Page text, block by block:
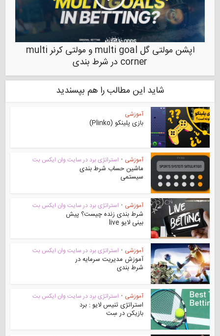
اپشن مولتی گل multi goal و مولتی کرنر multi
corner در شرط بندی
شاید این مطالب را هم بپسندید
آموزشی
بازی پلینکو (Plinko)
آموزشی • استراتژی برد در سایت وان ایکس بت
ماشین حساب شرط بندی
سیستمی
آموزشی • استراتژی برد در سایت وان ایکس بت
شرط بندی زنده چیست؟ پیش
بینی لایو live
آموزشی • استراتژی برد در سایت وان ایکس بت
آموزش مدیریت سرمایه در
شرط بندی
آموزشی • استراتژی برد در سایت وان ایکس بت
استراتژی تنیس لایو : برد
بازیکن در سِت